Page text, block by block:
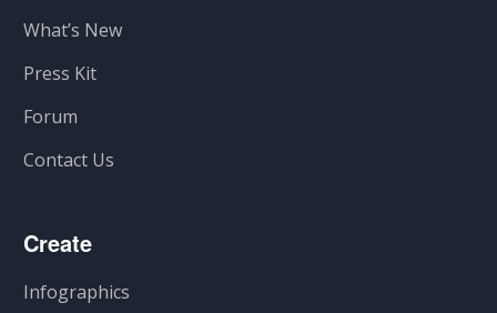
What’s New
Press Kit
Forum
Contact Us
Create
Infographics